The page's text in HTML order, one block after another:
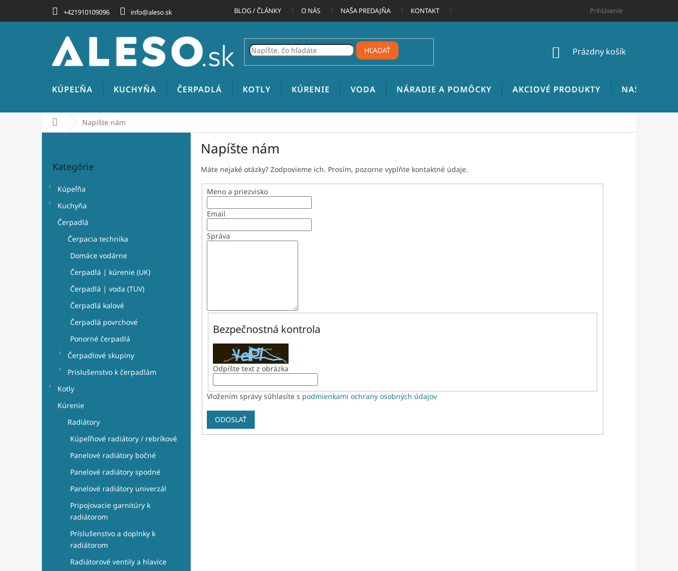
obsah
+421910109096 info@aleso.sk BLOG / ČLÁNKY O NÁS NAŠA PREDAJŇA KONTAKT CENNÍK INŠTALATÉRSKYCH PRÁC
Prihlásenie
HĽADAŤ
NÁKUPNÝ
Prázdny košík
KÚPEĽŇA KUCHYŇA ČERPADLÁ KOTLY KÚRENIE VODA NÁRADIE A POMÔCKY AKCIOVÉ PRODUKTY NAŠE
DomovNapíšte nám
kategórie
Kategórie
Kúpeľňa
Kuchyňa
Čerpadlá
Čerpacia technika
Domáce vodárne
Čerpadlá | kúrenie (UK)
Čerpadlá | voda (TUV)
Čerpadlá kalové
Čerpadlá povrchové
Ponorné čerpadlá
Čerpadlové skupiny
Príslušenstvo k čerpadlám
Kotly
Kúrenie
Radiátory
Kúpeľňové radiátory / rebríkové
Panelové radiátory bočné
Panelové radiátory spodné
Panelové radiátory univerzál
Pripojovacie garnitúry k
radiátorom
Príslušenstvo a doplnky k
radiátorom
Radiátorové ventily a hlavice
Napíšte nám
Máte nejaké otázky? Zodpovieme ich. Prosím, pozorne vyplňte kontaktné údaje.
Meno a priezvisko
Email
Správa
Bezpečnostná kontrola
Odpíšte text z obrázka
Vložením správy súhlasíte s podmienkami ochrany osobných údajov
ODOSLAŤ